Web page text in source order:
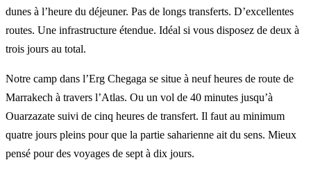
dunes à l’heure du déjeuner. Pas de longs transferts. D’excellentes
routes. Une infrastructure étendue. Idéal si vous disposez de deux à
trois jours au total.
Notre camp dans l’Erg Chegaga se situe à neuf heures de route de
Marrakech à travers l’Atlas. Ou un vol de 40 minutes jusqu’à
Ouarzazate suivi de cinq heures de transfert. Il faut au minimum
quatre jours pleins pour que la partie saharienne ait du sens. Mieux
pensé pour des voyages de sept à dix jours.